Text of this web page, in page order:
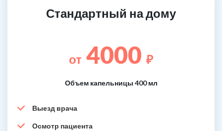
Стандартный на дому
от 4000 ₽
Объем капельницы 400 мл
Выезд врача
Осмотр пациента